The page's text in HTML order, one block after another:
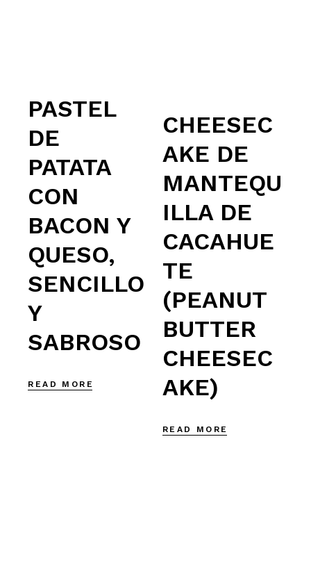
PASTEL
DE
PATATA
CON
BACON Y
QUESO,
SENCILLO
Y
SABROSO
READ MORE
CHEESEC
AKE DE
MANTEQU
ILLA DE
CACAHUE
TE
(PEANUT
BUTTER
CHEESEC
AKE)
READ MORE